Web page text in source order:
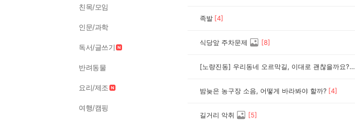
친목/모임
인문/과학
독서/글쓰기
반려동물
요리/제조
여행/캠핑
족발 [4]
식당앞 주차문제 [8]
[노량진동] 우리동네 오르막길, 이대로 괜찮을까요?(어떤 개선이 필요할까요?)
밤늦은 농구장 소음, 어떻게 바라봐야 할까? [4]
길거리 악취 [5]